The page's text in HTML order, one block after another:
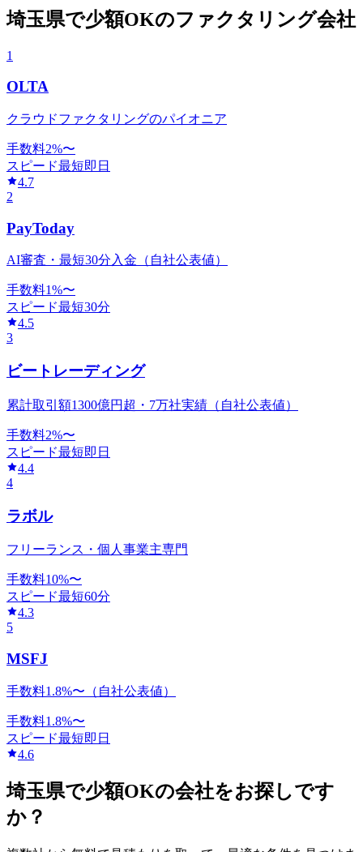
埼玉県で少額OKのファクタリング会社
1
OLTA
クラウドファクタリングのパイオニア
手数料2%〜
スピード最短即日
4.7
2
PayToday
AI審査・最短30分入金（自社公表値）
手数料1%〜
スピード最短30分
4.5
3
ビートレーディング
累計取引額1300億円超・7万社実績（自社公表値）
手数料2%〜
スピード最短即日
4.4
4
ラボル
フリーランス・個人事業主専門
手数料10%〜
スピード最短60分
4.3
5
MSFJ
手数料1.8%〜（自社公表値）
手数料1.8%〜
スピード最短即日
4.6
埼玉県で少額OKの会社をお探しです
か？